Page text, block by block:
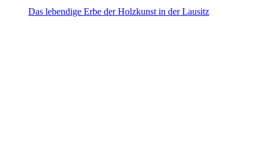
Das lebendige Erbe der Holzkunst in der Lausitz